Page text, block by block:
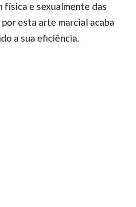
física e sexualmente das
esta arte marcial acaba
a sua eficiência.